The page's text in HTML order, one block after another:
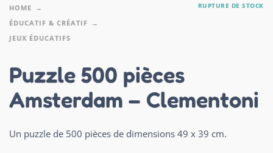
HOME
ÉDUCATIF & CRÉATIF
JEUX ÉDUCATIFS
RUPTURE DE STOCK
Puzzle 500 pièces
Amsterdam – Clementoni
Un puzzle de 500 pièces de dimensions 49 x 39 cm.